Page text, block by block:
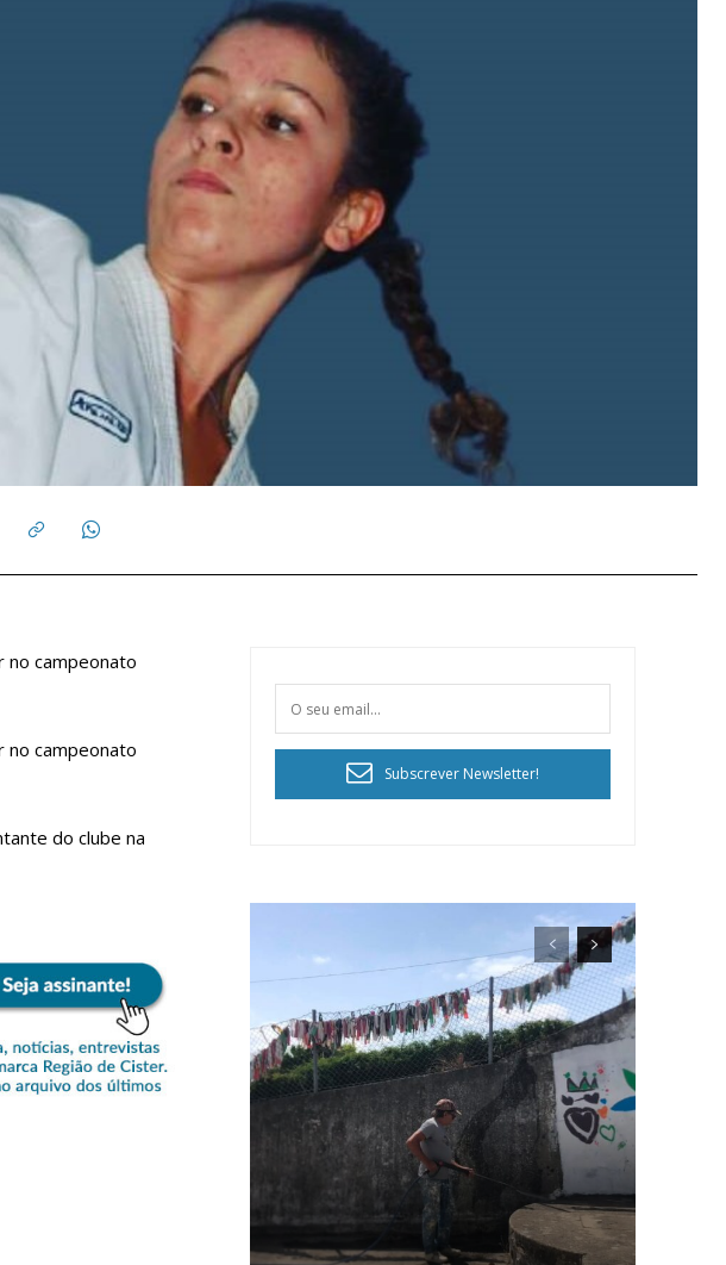
a manter este serviço público!
no campeonato
no campeonato
do clube na
Subscrever Newsletter!